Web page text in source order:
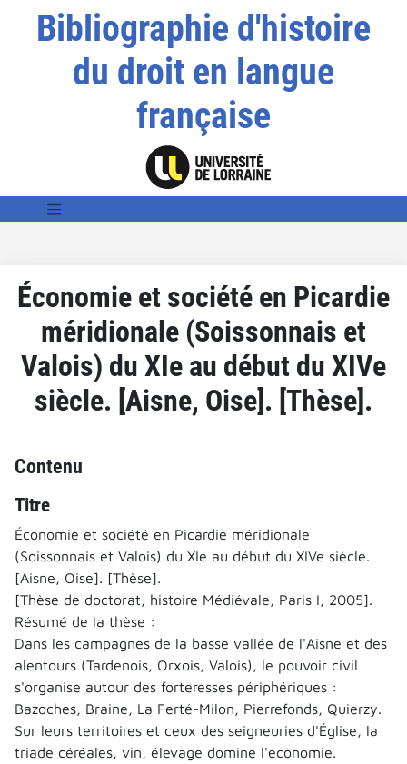
Bibliographie d'histoire
du droit en langue
française
Économie et société en Picardie
méridionale (Soissonnais et
Valois) du XIe au début du XIVe
siècle. [Aisne, Oise]. [Thèse].
Contenu
Titre
Économie et société en Picardie méridionale
(Soissonnais et Valois) du XIe au début du XIVe siècle.
[Aisne, Oise]. [Thèse].
[Thèse de doctorat, histoire Médiévale, Paris I, 2005].
Résumé de la thèse :
Dans les campagnes de la basse vallée de l'Aisne et des
alentours (Tardenois, Orxois, Valois), le pouvoir civil
s'organise autour des forteresses périphériques :
Bazoches, Braine, La Ferté-Milon, Pierrefonds, Quierzy.
Sur leurs territoires et ceux des seigneuries d'Église, la
triade céréales, vin, élevage domine l'économie.